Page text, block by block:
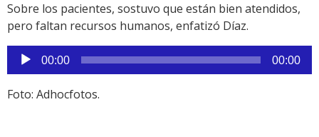
Sobre los pacientes, sostuvo que están bien atendidos,
pero faltan recursos humanos, enfatizó Díaz.
Reproductor
de
audio
00:00 00:00
Foto: Adhocfotos.